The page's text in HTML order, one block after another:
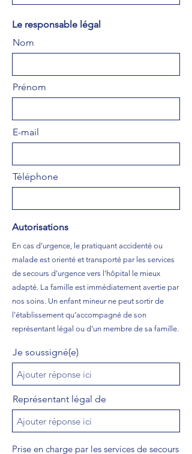
Le responsable légal
Nom
Prénom
E-mail
Téléphone
Autorisations
En cas d’urgence, le pratiquant accidenté ou
malade est orienté et transporté par les services
de secours d’urgence vers l’hôpital le mieux
adapté. La famille est immédiatement avertie par
nos soins. Un enfant mineur ne peut sortir de
l’établissement qu’accompagné de son
représentant légal ou d’un membre de sa famille.
Je soussigné(e)
Représentant légal de
Prise en charge par les services de secours